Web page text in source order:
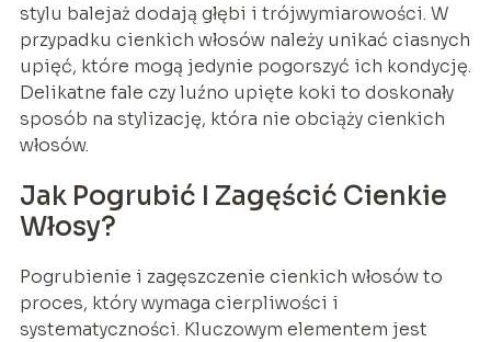
stylu balejaż dodają głębi i trójwymiarowości. W
przypadku cienkich włosów należy unikać ciasnych
upięć, które mogą jedynie pogorszyć ich kondycję.
Delikatne fale czy luźno upięte koki to doskonały
sposób na stylizację, która nie obciąży cienkich
włosów.
Jak Pogrubić I Zagęścić Cienkie
Włosy?
Pogrubienie i zagęszczenie cienkich włosów to
proces, który wymaga cierpliwości i
systematyczności. Kluczowym elementem jest